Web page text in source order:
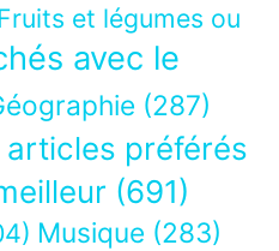
et légumes ou
avec le
(287)
articles préférés
(691)
Musique (283)